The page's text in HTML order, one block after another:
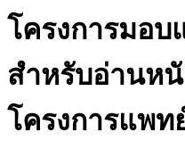
โครงการมอบ
สำหรับอ่านห
โครงการแพ